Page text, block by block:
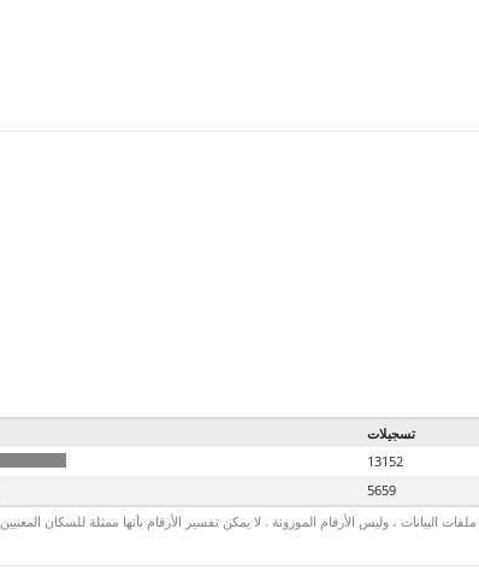
تسجيلات
13152
5659
، وليس الأرقام الموزونة . لا يمكن تفسير الأرقام بأنها ممثلة للسكان المعنيين